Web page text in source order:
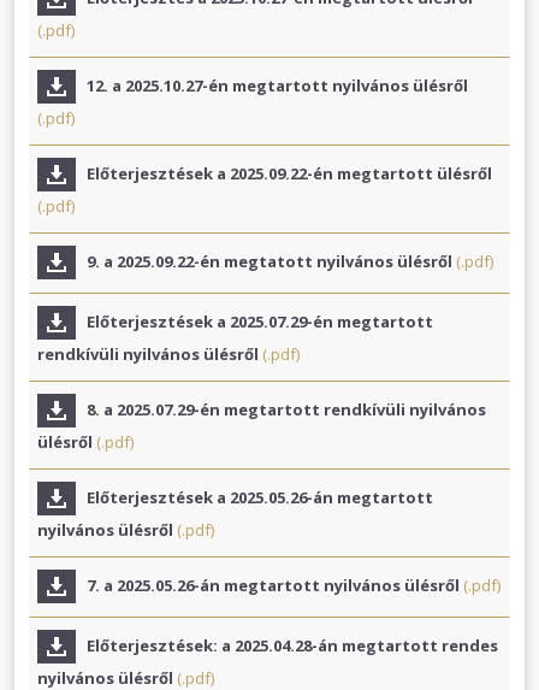
(.pdf)
12. a 2025.10.27-én megtartott nyilvános ülésről
(.pdf)
Előterjesztések a 2025.09.22-én megtartott ülésről
(.pdf)
9. a 2025.09.22-én megtatott nyilvános ülésről (.pdf)
Előterjesztések a 2025.07.29-én megtartott
rendkívüli nyilvános ülésről (.pdf)
8. a 2025.07.29-én megtartott rendkívüli nyilvános
ülésről (.pdf)
Előterjesztések a 2025.05.26-án megtartott
nyilvános ülésről (.pdf)
7. a 2025.05.26-án megtartott nyilvános ülésről (.pdf)
Előterjesztések: a 2025.04.28-án megtartott rendes
nyilvános ülésről (.pdf)